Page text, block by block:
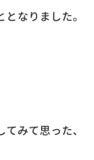
なりました。
みて思った、